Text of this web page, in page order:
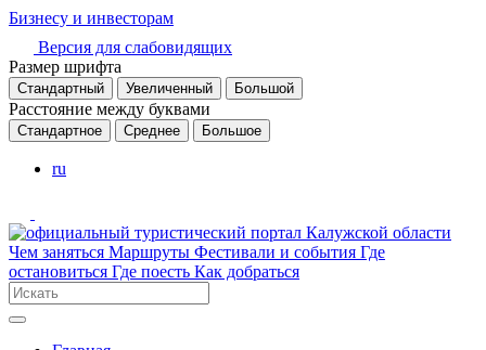
Бизнесу и инвесторам
Версия для слабовидящих
Размер шрифта
Стандартный Увеличенный Большой
Расстояние между буквами
Стандартное Среднее Большое
ru
Чем заняться Маршруты Фестивали и события Где
остановиться Где поесть Как добраться